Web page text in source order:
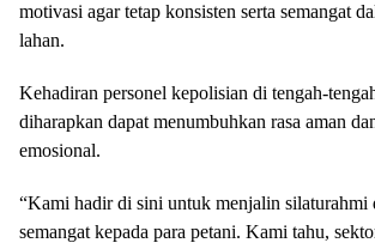
motivasi agar tetap konsisten serta semangat
lahan.
Kehadiran personel kepolisian di tengah-
diharapkan dapat menumbuhkan rasa aman
emosional.
“Kami hadir di sini untuk menjalin silaturahmi
semangat kepada para petani. Kami tahu,